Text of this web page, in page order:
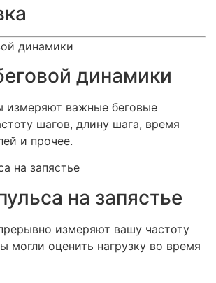
динамики
измеряют важные беговые
шагов, длину шага, время
и прочее.
на запястье
измеряют вашу частоту
могли оценить нагрузку во время